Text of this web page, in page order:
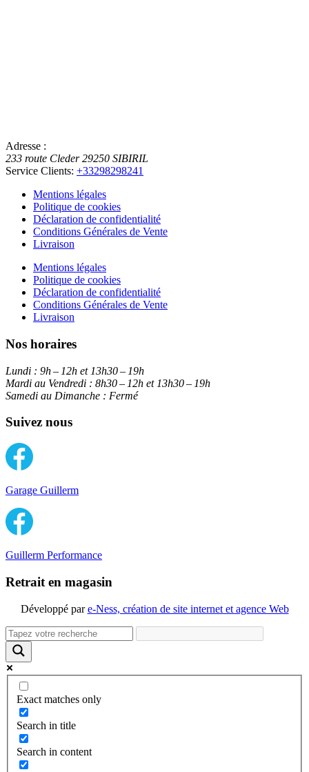
Adresse :
233 route Cleder 29250 SIBIRIL
Service Clients: +33298298241
Mentions légales
Politique de cookies
Déclaration de confidentialité
Conditions Générales de Vente
Livraison
Mentions légales
Politique de cookies
Déclaration de confidentialité
Conditions Générales de Vente
Livraison
Nos horaires
Lundi : 9h – 12h et 13h30 – 19h
Mardi au Vendredi : 8h30 – 12h et 13h30 – 19h
Samedi au Dimanche : Fermé
Suivez nous
Garage Guillerm
Guillerm Performance
Retrait en magasin
Développé pare-Ness, création de site internet et agence Web
Exact matches only
Search in title
Search in content